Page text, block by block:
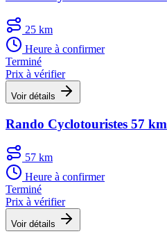
25 km
Heure à confirmer
Terminé
Prix à vérifier
Voir détails
Rando Cyclotouristes 57 km
57 km
Heure à confirmer
Terminé
Prix à vérifier
Voir détails